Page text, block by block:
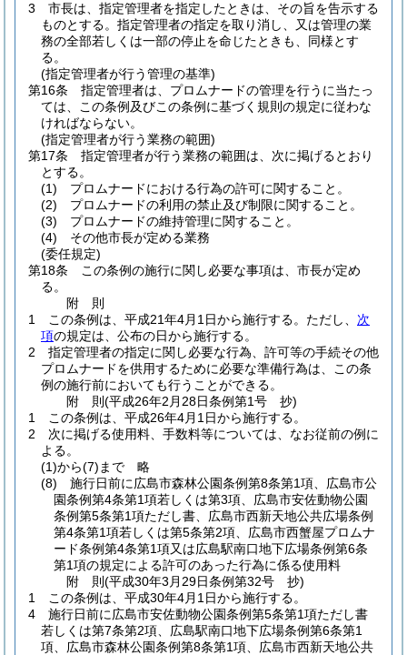
3
市長は、指定管理者を指定したときは、その旨を告示する
ものとする。 指定管理者の指定を取り消し、又は管理の業
務の全部若しくは一部の停止を命じたときも、同様とす
る。
(指定管理者が行う管理の基準)
第16条
指定管理者は、プロムナードの管理を行うに当たっ
ては、この条例及びこの条例に基づく規則の規定に従わな
ければならない。
(指定管理者が行う業務の範囲)
第17条
指定管理者が行う業務の範囲は、次に掲げるとおり
とする。
(1)
プロムナードにおける行為の許可に関すること。
(2)
プロムナードの利用の禁止及び制限に関すること。
(3)
プロムナードの維持管理に関すること。
(4)
その他市長が定める業務
(委任規定)
第18条
この条例の施行に関し必要な事項は、市長が定め
る。
附 則
1
この条例は、平成21年4月1日から施行する。 ただし、 次
項の規定は、公布の日から施行する。
2
指定管理者の指定に関し必要な行為、許可等の手続その他
プロムナードを供用するために必要な準備行為は、この条
例の施行前においても行うことができる。
附 則(平成26年2月28日条例第1号 抄)
1
この条例は、平成26年4月1日から施行する。
2
次に掲げる使用料、手数料等については、なお従前の例に
よる。
(1)から(7)まで
略
(8)
施行日前に広島市森林公園条例第8条第1項、広島市公
園条例第4条第1項若しくは第3項、広島市安佐動物公園
条例第5条第1項ただし書、広島市西新天地公共広場条例
第4条第1項若しくは第5条第2項、広島市西蟹屋プロムナ
ード条例第4条第1項又は広島駅南口地下広場条例第6条
第1項の規定による許可のあった行為に係る使用料
附 則(平成30年3月29日条例第32号 抄)
1
この条例は、平成30年4月1日から施行する。
4
施行日前に広島市安佐動物公園条例第5条第1項ただし書
若しくは第7条第2項、広島駅南口地下広場条例第6条第1
項、広島市森林公園条例第8条第1項、広島市西新天地公共